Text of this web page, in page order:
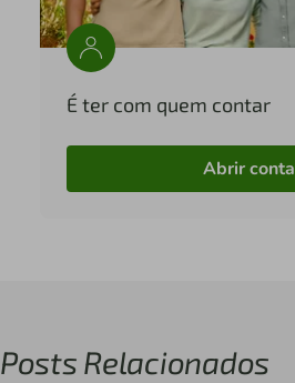
É ter com quem contar
Abrir conta
Posts Relacionados